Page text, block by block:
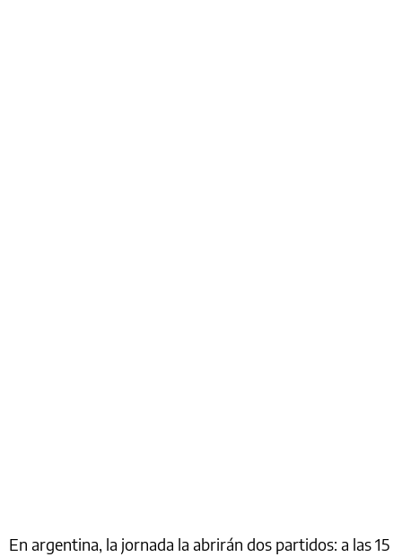
En argentina, la jornada la abrirán dos partidos: a las 15